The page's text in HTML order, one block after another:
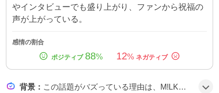
やインタビューでも盛り上がり、ファンから祝福の
声が上がっている。
感情の割合
88% 12%
背景 ： この話題がバズっている理由は、M!LKの楽曲『好きすぎて滅！』がSNSで大きく拡散し、ミュージックビデオが1億回再生突破したことと、同曲がMUSIC AWARDS JAPAN 2026で4部門の受賞に輝いたことが相まって、ファンの期待感と喜びが高まったためとみられる。